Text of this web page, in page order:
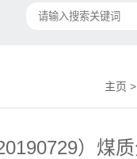
主页 >
）煤